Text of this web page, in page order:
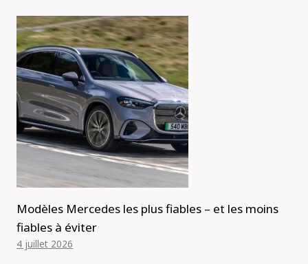
Modèles Mercedes les plus fiables – et les moins
fiables à éviter
4 juillet 2026